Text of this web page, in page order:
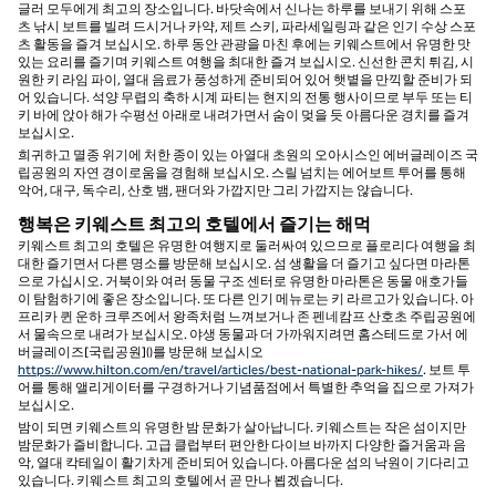
글러 모두에게 최고의 장소입니다. 바닷속에서 신나는 하루를 보내기 위해 스포
츠 낚시 보트를 빌려 드시거나 카약, 제트 스키, 파라세일링과 같은 인기 수상 스포
츠 활동을 즐겨 보십시오. 하루 동안 관광을 마친 후에는 키웨스트에서 유명한 맛
있는 요리를 즐기며 키웨스트 여행을 최대한 즐겨 보십시오. 신선한 콘치 튀김, 시
원한 키 라임 파이, 열대 음료가 풍성하게 준비되어 있어 햇볕을 만끽할 준비가 되
어 있습니다. 석양 무렵의 축하 시계 파티는 현지의 전통 행사이므로 부두 또는 티
키 바에 앉아 해가 수평선 아래로 내려가면서 숨이 멎을 듯 아름다운 경치를 즐겨
보십시오.
희귀하고 멸종 위기에 처한 종이 있는 아열대 초원의 오아시스인 에버글레이즈 국
립공원의 자연 경이로움을 경험해 보십시오. 스릴 넘치는 에어보트 투어를 통해
악어, 대구, 독수리, 산호 뱀, 팬더와 가깝지만 그리 가깝지는 않습니다.
행복은 키웨스트 최고의 호텔에서 즐기는 해먹
키웨스트 최고의 호텔은 유명한 여행지로 둘러싸여 있으므로 플로리다 여행을 최
대한 즐기면서 다른 명소를 방문해 보십시오. 섬 생활을 더 즐기고 싶다면 마라톤
으로 가십시오. 거북이와 여러 동물 구조 센터로 유명한 마라톤은 동물 애호가들
이 탐험하기에 좋은 장소입니다. 또 다른 인기 메뉴로는 키 라르고가 있습니다. 아
프리카 퀸 운하 크루즈에서 왕족처럼 느껴보거나 존 펜네캄프 산호초 주립공원에
서 물속으로 내려가 보십시오. 야생 동물과 더 가까워지려면 홈스테드로 가서 에
버글레이즈[국립공원]()를 방문해 보십시오
https://www.hilton.com/en/travel/articles/best-national-park-hikes/. 보트 투
어를 통해 앨리게이터를 구경하거나 기념품점에서 특별한 추억을 집으로 가져가
보십시오.
밤이 되면 키웨스트의 유명한 밤 문화가 살아납니다. 키웨스트는 작은 섬이지만
밤문화가 즐비합니다. 고급 클럽부터 편안한 다이브 바까지 다양한 즐거움과 음
악, 열대 칵테일이 활기차게 준비되어 있습니다. 아름다운 섬의 낙원이 기다리고
있습니다. 키웨스트 최고의 호텔에서 곧 만나 뵙겠습니다.